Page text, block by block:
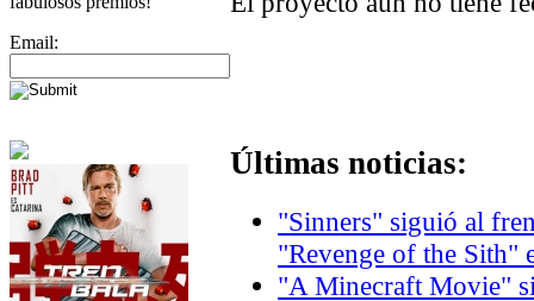
Email:
Últimas noticias:
"Sinners" siguió al
"Revenge of the Sith"
"A Minecraft Movie"